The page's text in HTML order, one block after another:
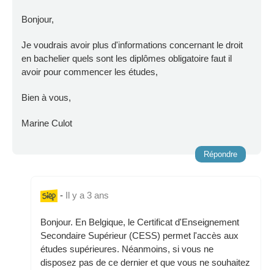
Bonjour,
Je voudrais avoir plus d'informations concernant le droit
en bachelier quels sont les diplômes obligatoire faut il
avoir pour commencer les études,
Bien à vous,
Marine Culot
Répondre
- Il y a 3 ans
Bonjour. En Belgique, le Certificat d'Enseignement
Secondaire Supérieur (CESS) permet l'accès aux
études supérieures. Néanmoins, si vous ne
disposez pas de ce dernier et que vous ne souhaitez